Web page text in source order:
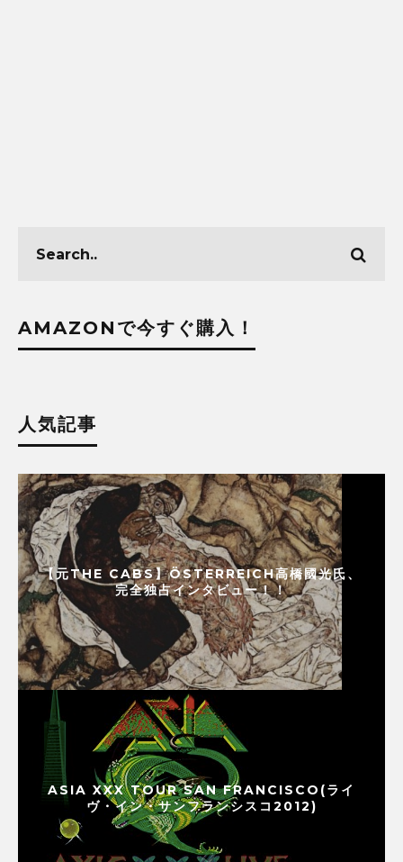
AMAZONで今すぐ購入！
人気記事
【元THE CABS】ÖSTERREICH高橋國光氏、
完全独占インタビュー！！
ASIA XXX TOUR SAN FRANCISCO(ライ
ヴ・イン・サンフランシスコ2012)